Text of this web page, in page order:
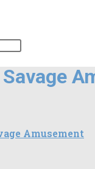
Amusement